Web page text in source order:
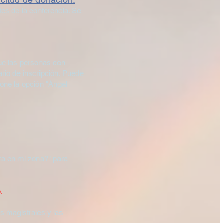
de la conferencia. Se
las personas con
de inscripción. Puede
la opción "Ángel
en mi zona?" para
magistrales y las